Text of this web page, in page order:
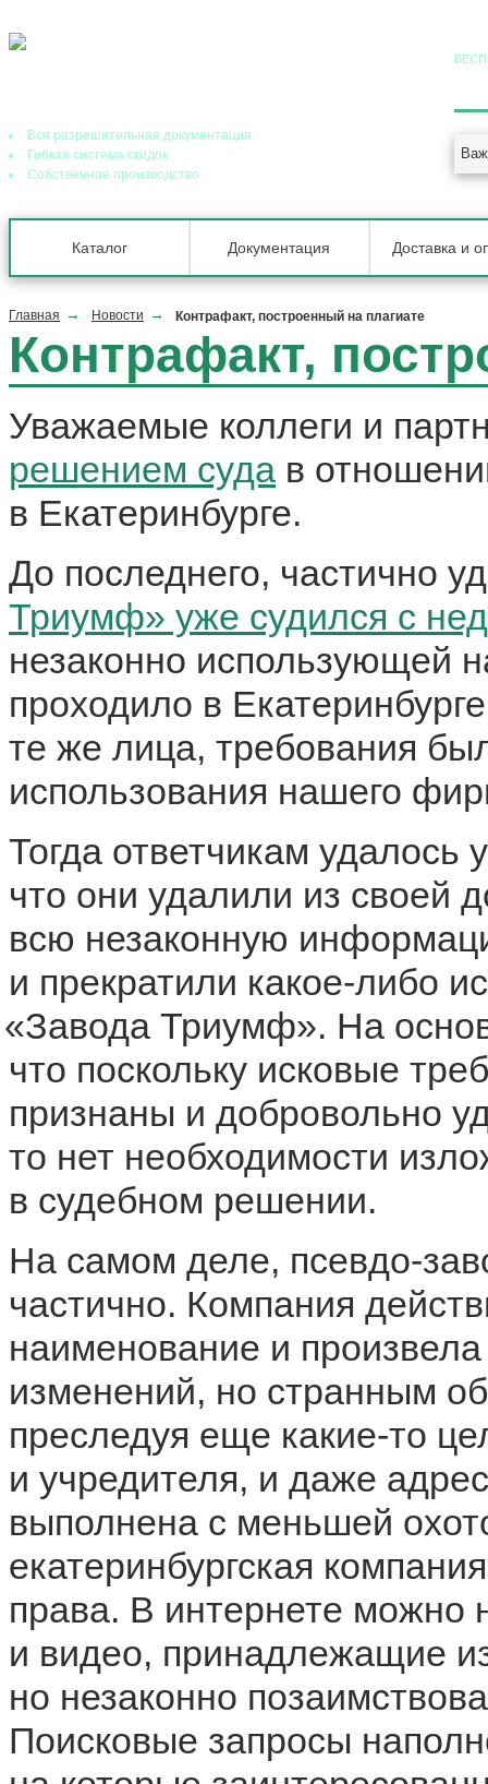
Вся разрешительная документация
Гибкая система скидок
Собственное производство
Каталог Документация Доставка и
Главная Новости Контрафакт, построенный на плагиате
Контрафакт,
Уважаемые коллеги и
решением суда в
в Екатеринбурге.
До последнего, частично
Триумф» уже судился с
незаконно использующей
проходило в
те же лица, требования
использования нашего
Тогда ответчикам удалось
что они удалили из своей
всю незаконную
и прекратили какое-либо
«Завода Триумф». На
что поскольку исковые
признаны и добровольно
то нет необходимости
в судебном решении.
На самом деле, псевдо-
частично. Компания
наименование и
изменений, но странным
преследуя еще какие-то
и учредителя, и даже
выполнена с меньшей
екатеринбургская
права. В интернете можно
и видео, принадлежащие
но незаконно
Поисковые запросы